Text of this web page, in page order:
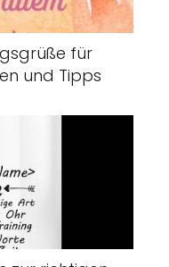
für
und Tipps